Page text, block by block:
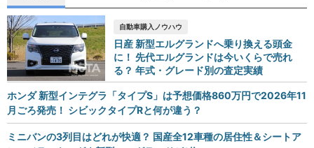
自動車購入ノウハウ
日産 新型エルグランドへ乗り換える頭金
に！ 先代エルグランドは今いくらで売れ
る？ 年式・グレード別の査定実績
ホンダ 新型インテグラ「タイプS」は予想価格860万円で2026年11
月ごろ発売！ シビックタイプRと何が違う？
ミニバンの3列目はどれが快適？ 国産全12車種の居住性＆シートア